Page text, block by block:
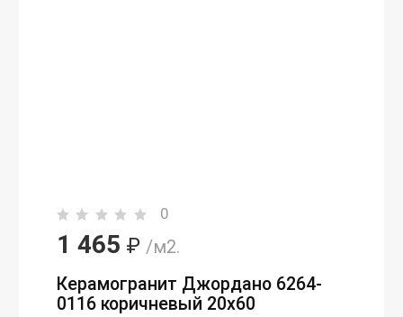
0
1 465 ₽ /м2.
Керамогранит Джордано 6264-
0116 коричневый 20x60